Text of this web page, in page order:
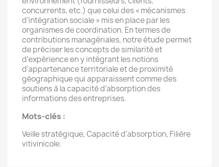
concurrents, etc.) que celui des « mécanismes
d’intégration sociale » mis en place par les
organismes de coordination. En termes de
contributions managériales, notre étude permet
de préciser les concepts de similarité et
d’expérience en y intégrant les notions
d’appartenance territoriale et de proximité
géographique qui apparaissent comme des
soutiens à la capacité d’absorption des
informations des entreprises.
Mots-clés :
Veille stratégique, Capacité d’absorption, Filière
vitivinicole.